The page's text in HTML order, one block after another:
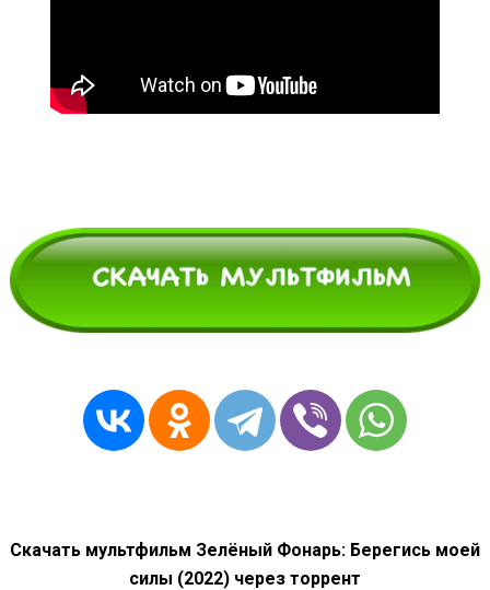
Скачать мультфильм Зелёный Фонарь: Берегись моей
силы (2022) через торрент